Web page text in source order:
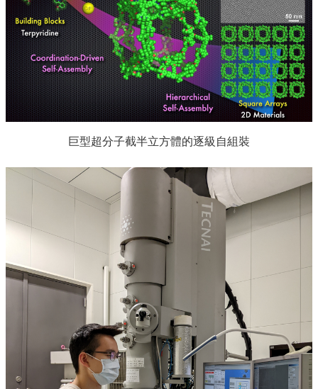
課
程
與
學
習
學
務
與
系
巨型超分子截半立方體的逐級自組裝